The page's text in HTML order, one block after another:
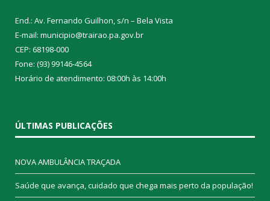
End.: Av. Fernando Guilhon, s/n – Bela Vista
E-mail: municipio@trairao.pa.gov.br
CEP: 68198-000
Fone: (93) 99146-4564
Horário de atendimento: 08:00h às 14:00h
ÚLTIMAS PUBLICAÇÕES
NOVA AMBULÂNCIA TRAÇADA
Saúde que avança, cuidado que chega mais perto da população!